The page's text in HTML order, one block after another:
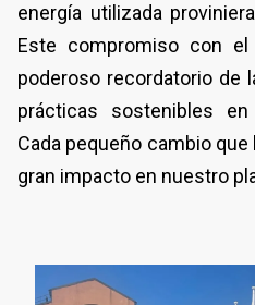
energía utilizada
Este compromiso con el
poderoso recordatorio de
prácticas sostenibles
Cada pequeño cambio
gran impacto en nuestro